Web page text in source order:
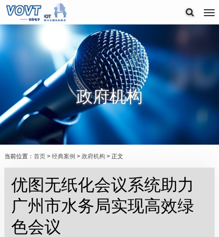
政府机构
当前位置： 首页> 经典案例 > 政府机构 > 正文
优图无纸化会议系统助力
广州市水务局实现高效绿
色会议